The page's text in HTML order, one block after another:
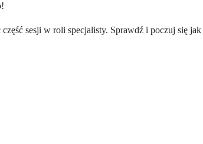
sesji w roli specjalisty. Sprawdź i poczuj się jak